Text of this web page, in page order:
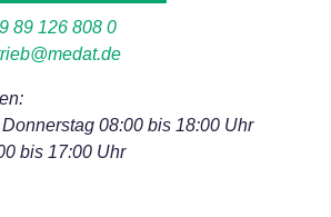
89 126 808 0
08:00 bis 18:00 Uhr
bis 17:00 Uhr